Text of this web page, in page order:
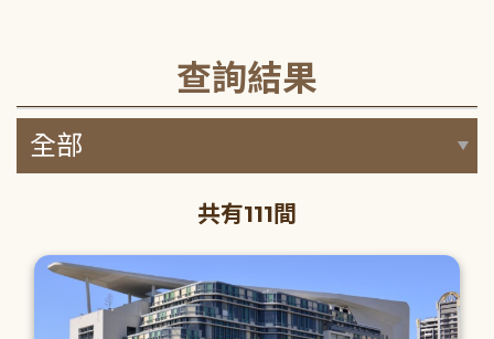
查詢結果
共有111間